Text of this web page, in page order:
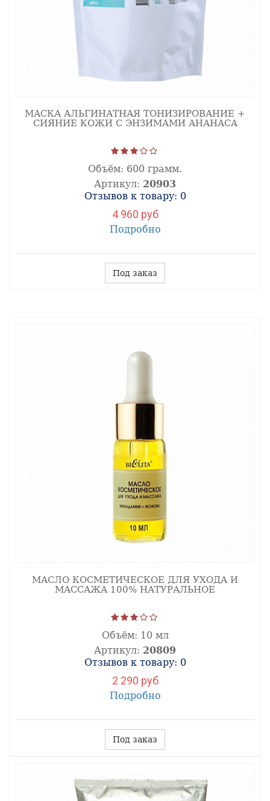
МАСКА АЛЬГИНАТНАЯ ТОНИЗИРОВАНИЕ +
СИЯНИЕ КОЖИ С ЭНЗИМАМИ АНАНАСА
Объём: 600 грамм.
Артикул: 20903
Отзывов к товару: 0
4 960 руб
Подробно
Под заказ
МАСЛО КОСМЕТИЧЕСКОЕ ДЛЯ УХОДА И
МАССАЖА 100% НАТУРАЛЬНОЕ
Объём: 10 мл
Артикул: 20809
Отзывов к товару: 0
2 290 руб
Подробно
Под заказ